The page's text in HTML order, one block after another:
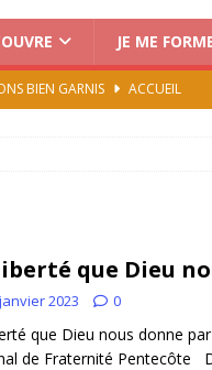
JE ME
BIEN GARNIS
ACCUEIL
européenne des
devient prière
ACCUEIL
“Magnifica Humanitas”.
que Dieu
2023 0
que Dieu nous donne
de Fraternité Pentecôte